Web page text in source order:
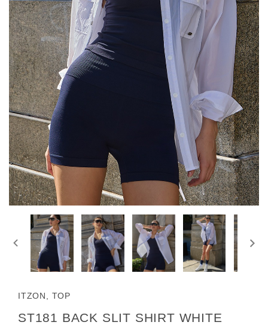
ITZON, TOP
ST181 BACK SLIT SHIRT WHITE